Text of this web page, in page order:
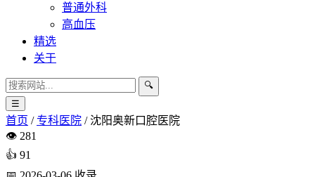
普通外科
高血压
精选
关于
🔍
☰
首页 / 专科医院 / 沈阳奥新口腔医院
👁️ 281
👍 91